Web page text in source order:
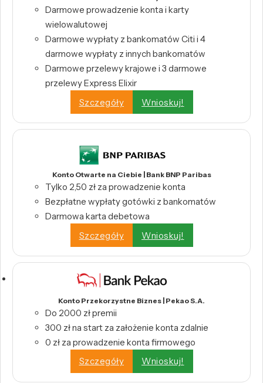
Darmowe prowadzenie konta i karty
wielowalutowej
Darmowe wypłaty z bankomatów Citi i 4
darmowe wypłaty z innych bankomatów
Darmowe przelewy krajowe i 3 darmowe
przelewy Express Elixir
Szczegóły
Wnioskuj!
Konto Otwarte na Ciebie | Bank BNP Paribas
Tylko 2,50 zł za prowadzenie konta
Bezpłatne wypłaty gotówki z bankomatów
Darmowa karta debetowa
Szczegóły
Wnioskuj!
Konto Przekorzystne Biznes | Pekao S.A.
Do 2000 zł premii
300 zł na start za założenie konta zdalnie
0 zł za prowadzenie konta firmowego
Szczegóły
Wnioskuj!